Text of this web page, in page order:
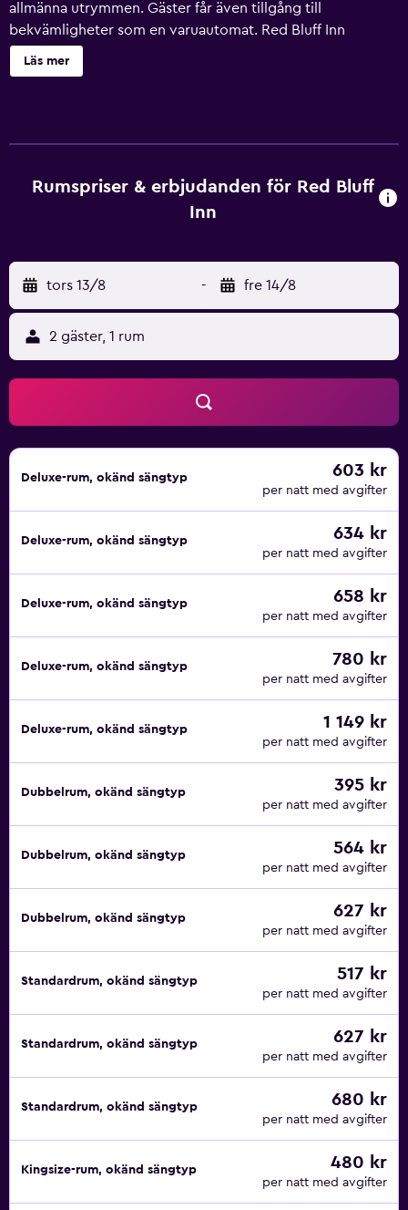
allmänna utrymmen. Gäster får även tillgång till
bekvämligheter som en varuautomat. Red Bluff Inn
erbjuder 30 luftkonditionerade rum med kaffe- och
tebryggare. Sängarna har bäddmadrasser. LED-tv med
en säsongsöppen utomhuspool. Fritidsaktiviteterna nedan
finns antingen tillgängliga på plats eller i närheten. Avgifter
Läs mer
Rumspriser & erbjudanden för Red Bluff
Inn
tors 13/8 - fre 14/8
2 gäster, 1 rum
Deluxe-rum, okänd sängtyp 603 kr
per natt med avgifter
Deluxe-rum, okänd sängtyp 634 kr
per natt med avgifter
Deluxe-rum, okänd sängtyp 658 kr
per natt med avgifter
Deluxe-rum, okänd sängtyp 780 kr
per natt med avgifter
Deluxe-rum, okänd sängtyp 1 149 kr
per natt med avgifter
Dubbelrum, okänd sängtyp 395 kr
per natt med avgifter
Dubbelrum, okänd sängtyp 564 kr
per natt med avgifter
Dubbelrum, okänd sängtyp 627 kr
per natt med avgifter
Standardrum, okänd sängtyp 517 kr
per natt med avgifter
Standardrum, okänd sängtyp 627 kr
per natt med avgifter
Standardrum, okänd sängtyp 680 kr
per natt med avgifter
Kingsize-rum, okänd sängtyp 480 kr
per natt med avgifter